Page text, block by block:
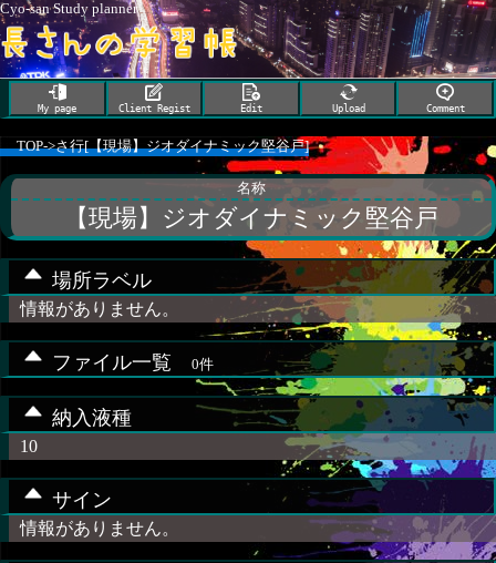
Cyo-san Study planner
My page Client Regist Edit Upload Comment
TOP->さ行[【現場】ジオダイナミック堅谷戸]
名称
【現場】ジオダイナミック堅谷戸
場所ラベル
情報がありません。
ファイル一覧 0件
納入液種
10
サイン
情報がありません。